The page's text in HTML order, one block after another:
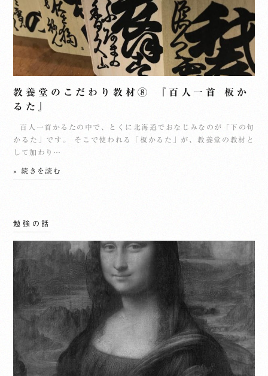
教養堂のこだわり教材⑧ 『百人一首 板か
るた』
百人一首かるたの中で、とくに北海道でおなじみなのが「下の句
かるた」です。 そこで使われる「板かるた」が、教養堂の教材と
して加わり…
» 続きを読む
勉強の話